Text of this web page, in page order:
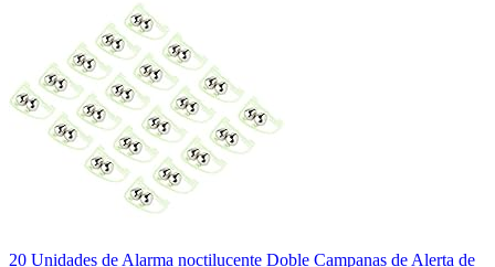
20 Unidades de Alarma noctilucente Doble Campanas de Alerta de